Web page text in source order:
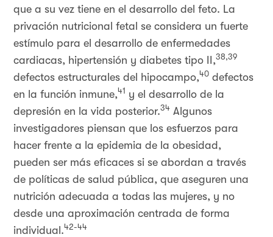
que a su vez tiene en el desarrollo del feto. La
privación nutricional fetal se considera un fuerte
estímulo para el desarrollo de enfermedades
cardiacas, hipertensión y diabetes tipo II,38,39
defectos estructurales del hipocampo,40 defectos
en la función inmune,41 y el desarrollo de la
depresión en la vida posterior.34 Algunos
investigadores piensan que los esfuerzos para
hacer frente a la epidemia de la obesidad,
pueden ser más eficaces si se abordan a través
de políticas de salud pública, que aseguren una
nutrición adecuada a todas las mujeres, y no
desde una aproximación centrada de forma
individual.42-44